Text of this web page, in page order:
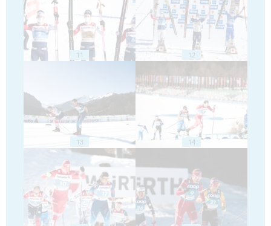
11 12
13 14